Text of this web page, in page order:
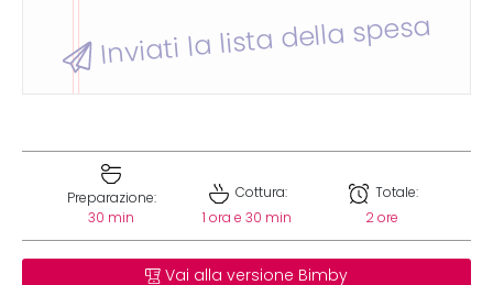
Inviati la lista della spesa
Preparazione:
30 min
Cottura:
1 ora e 30 min
Totale:
2 ore
Vai alla versione Bimby